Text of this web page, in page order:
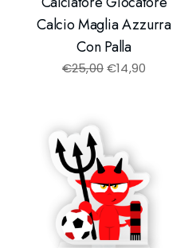
Calcio Maglia Azzurra
Con Palla
€25,00€14,90